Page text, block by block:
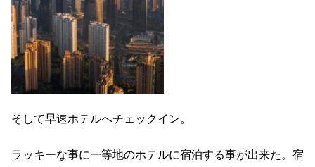
そして早速ホテルへチェックイン。
ラッキーな事に一等地のホテルに宿泊する事が出来た。宿